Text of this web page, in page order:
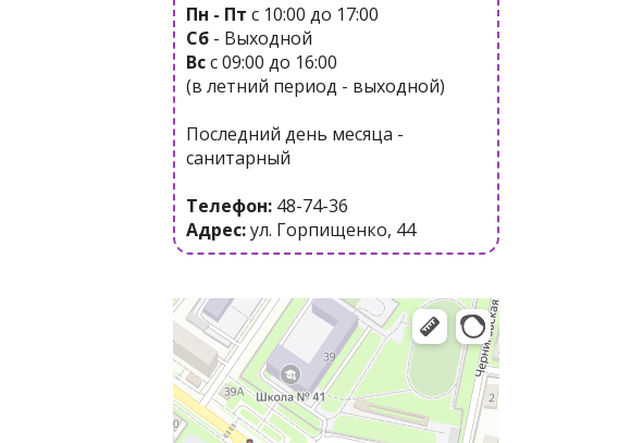
Пн - Пт с 10:00 до 17:00
Сб - Выходной
Всс 09:00 до 16:00
(в летний период - выходной)
Последний день месяца -
санитарный
Телефон: 48-74-36
Адрес:ул. Горпищенко, 44